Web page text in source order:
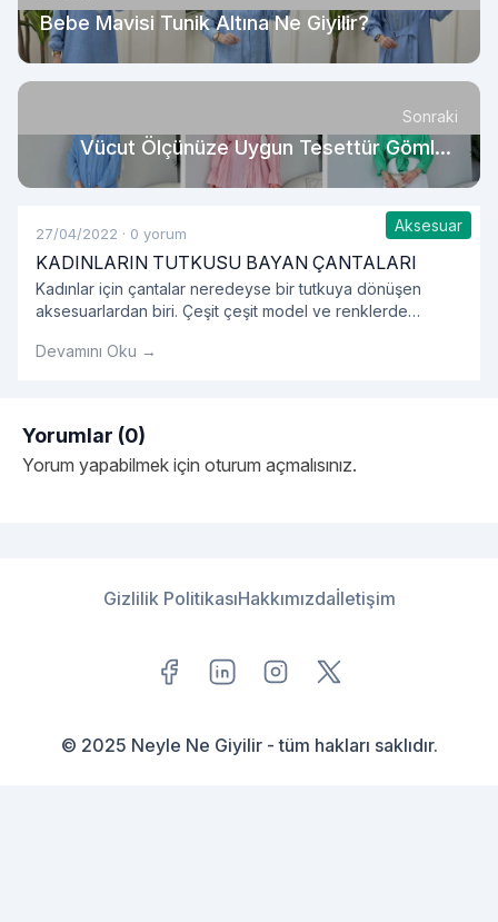
Bebe Mavisi Tunik Altına Ne Giyilir?
Sonraki
Vücut Ölçünüze Uygun Tesettür Gömlek
Seçmeniz İçin 5 İpucu
Aksesuar
27/04/2022 · 0 yorum
KADINLARIN TUTKUSU BAYAN ÇANTALARI
Kadınlar için çantalar neredeyse bir tutkuya dönüşen
aksesuarlardan biri. Çeşit çeşit model ve renklerde
Devamını Oku →
Yorumlar (0)
Yorum yapabilmek için oturum açmalısınız.
Gizlilik PolitikasıHakkımızdaİletişim
© 2025 Neyle Ne Giyilir - tüm hakları saklıdır.